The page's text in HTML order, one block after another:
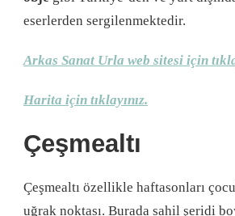
eserlerden sergilenmektedir.
Arkas Sanat Urla web sitesi için
Harita için tıklayınız.
Çeşmealtı
Çeşmealtı özellikle haftasonları
uğrak noktası. Burada sahil şeridi